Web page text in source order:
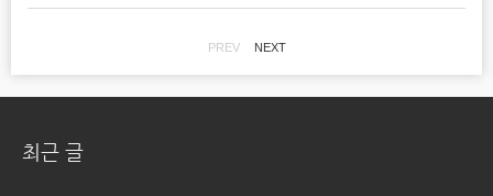
PREV NEXT
최근 글